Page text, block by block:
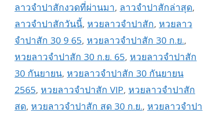
ลาวจำปาสักงวดที่ผ่านมา, ลาวจำปาสักล่าสุด,
ลาวจำปาสักวันนี้, หวยลาวจำปาสัก, หวยลาว
จำปาสัก 30 9 65, หวยลาวจำปาสัก 30 ก.ย.,
หวยลาวจำปาสัก 30 ก.ย. 65, หวยลาวจำปาสัก
30 กันยายน, หวยลาวจำปาสัก 30 กันยายน
2565, หวยลาวจำปาสัก VIP, หวยลาวจำปาสัก
สด, หวยลาวจำปาสัก สด 30 ก.ย., หวยลาวจำปา